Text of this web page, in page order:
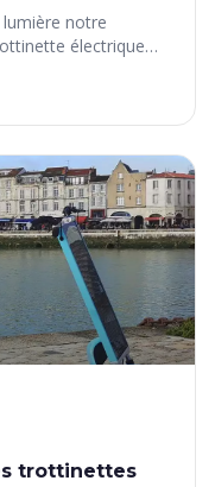
notre
électrique
trottinettes